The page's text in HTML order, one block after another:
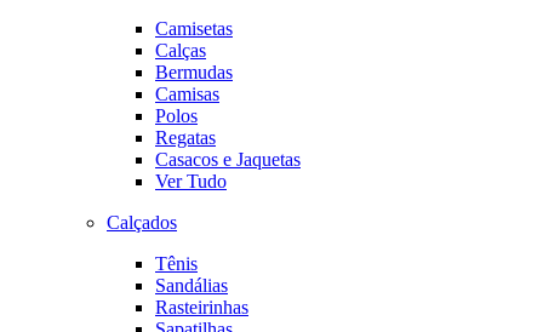
Camisetas
Calças
Bermudas
Camisas
Polos
Regatas
Casacos e Jaquetas
Ver Tudo
Calçados
Tênis
Sandálias
Rasteirinhas